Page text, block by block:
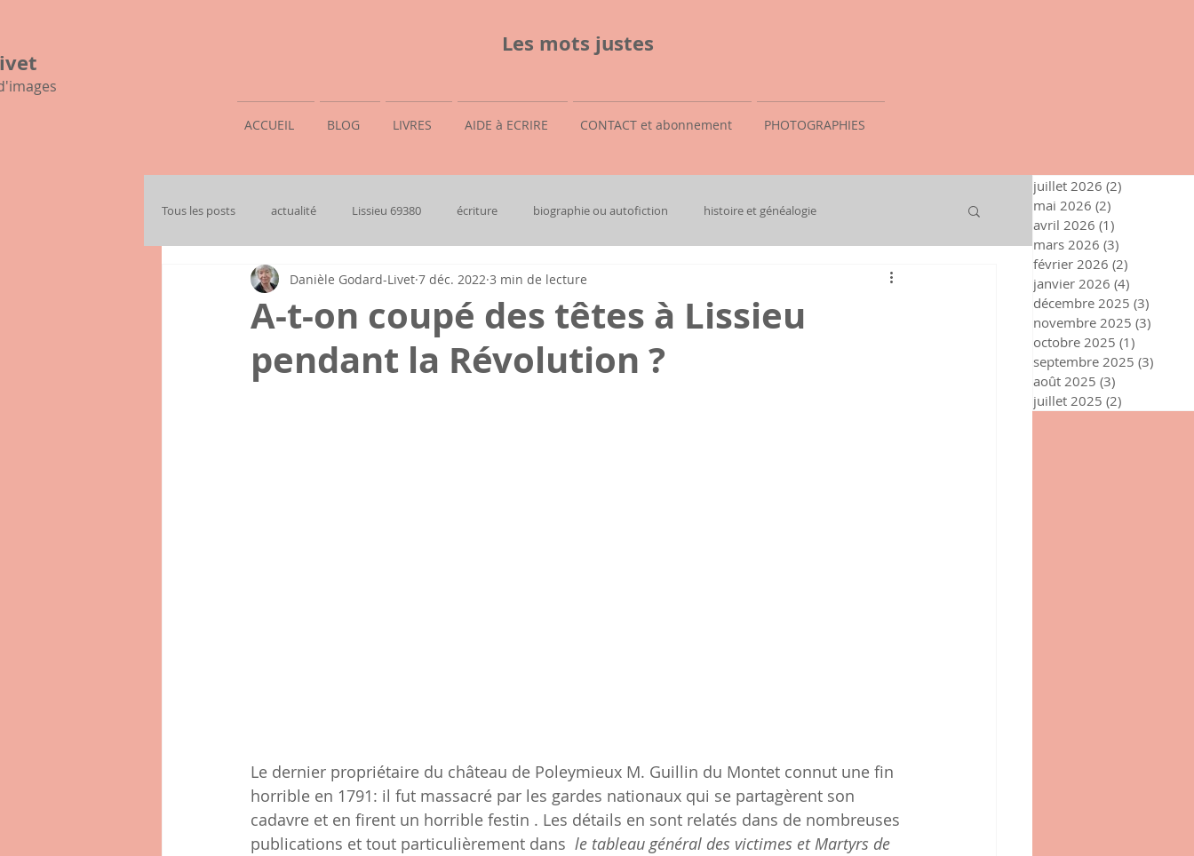
Les mots justes
ACCUEIL BLOG LIVRES AIDE à ECRIRE CONTACT et abonnement PHOTOGRAPHIES
Tous les posts actualité Lissieu 69380 écriture biographie ou autofiction histoire et généalogie
mon histoire familiale
A-t-on coupé des têtes à Lissieu
pendant la Révolution ?
Danièle Godard-Livet 7 déc. 2022 3 min de lecture
Le dernier propriétaire du château de Poleymieux M. Guillin du Montet connut une fin
horrible en 1791: il fut massacré par les gardes nationaux qui se partagèrent son
cadavre et en firent un horrible festin . Les détails en sont relatés dans de nombreuses
publications et tout particulièrement dans le tableau général des victimes et Martyrs de
juillet 2026 (2)
mai 2026 (2)
avril 2026 (1)
mars 2026 (3)
février 2026 (2)
janvier 2026 (4)
décembre 2025 (3)
novembre 2025 (3)
octobre 2025 (1)
septembre 2025 (3)
août 2025 (3)
juillet 2025 (2)